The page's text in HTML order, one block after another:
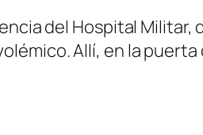
del Hospital
Allí, en la